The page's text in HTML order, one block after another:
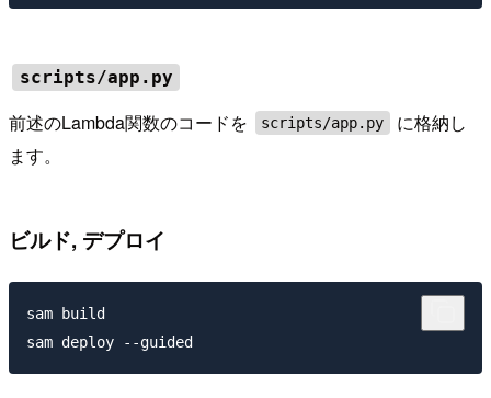
scripts/app.py
前述のLambda関数のコードを scripts/app.py
に格納し
ます。
ビルド, デプロイ
sam build